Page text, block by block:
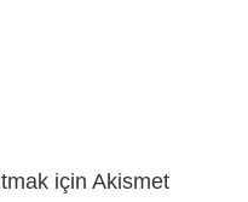
için Akismet